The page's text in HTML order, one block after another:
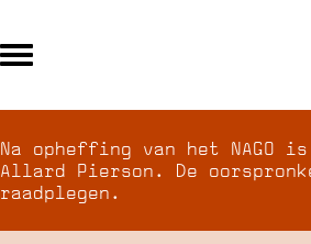
Over WCI
Inloggen
Na opheffing van het NAGO
Allard Pierson. De
raadplegen.